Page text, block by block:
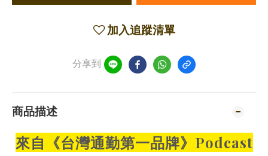
加入追蹤清單
分享到
商品描述
來自《台灣通勤第一品牌》Podcast